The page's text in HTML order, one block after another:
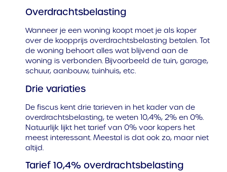
Overdrachtsbelasting
Wanneer je een woning koopt moet je als koper
over de koopprijs overdrachtsbelasting betalen. Tot
de woning behoort alles wat blijvend aan de
woning is verbonden. Bijvoorbeeld de tuin, garage,
schuur, aanbouw, tuinhuis, etc.
Drie variaties
De fiscus kent drie tarieven in het kader van de
overdrachtsbelasting, te weten 10,4%, 2% en 0%.
Natuurlijk lijkt het tarief van 0% voor kopers het
meest interessant. Meestal is dat ook zo, maar niet
altijd.
Tarief 10,4% overdrachtsbelasting